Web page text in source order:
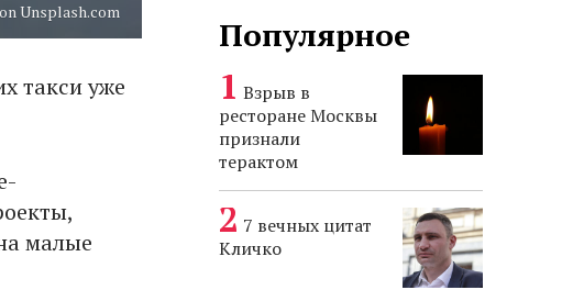
Unsplash.com
такси уже
малые
Популярное
Взрыв в
ресторане Москвы
признали
терактом
7 вечных цитат
Кличко